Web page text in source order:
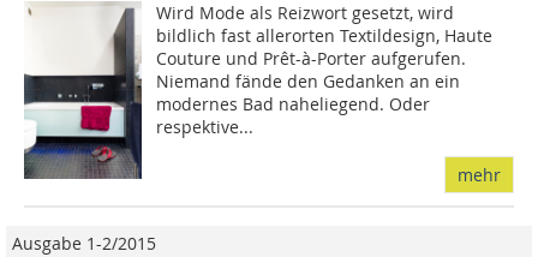
Wird Mode als Reizwort gesetzt, wird
bildlich fast allerorten Textildesign, Haute
Couture und Prêt-à-Porter aufgerufen.
Niemand fände den Gedanken an ein
modernes Bad naheliegend. Oder
respektive...
mehr
Ausgabe 1-2/2015